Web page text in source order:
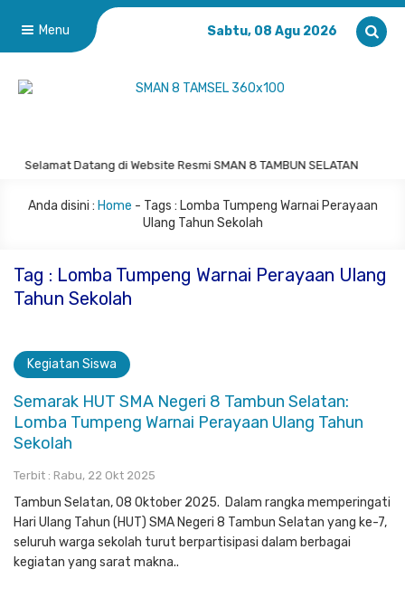
Menu Sabtu, 08 Agu 2026
Selamat Datang di Website Resmi SMAN 8 TAMBUN SELATAN
Anda disini : Home - Tags : Lomba Tumpeng Warnai Perayaan
Ulang Tahun Sekolah
Tag : Lomba Tumpeng Warnai Perayaan Ulang
Tahun Sekolah
Kegiatan Siswa
Semarak HUT SMA Negeri 8 Tambun Selatan:
Lomba Tumpeng Warnai Perayaan Ulang Tahun
Sekolah
Terbit : Rabu, 22 Okt 2025
Tambun Selatan, 08 Oktober 2025. Dalam rangka memperingati
Hari Ulang Tahun (HUT) SMA Negeri 8 Tambun Selatan yang ke-7,
seluruh warga sekolah turut berpartisipasi dalam berbagai
kegiatan yang sarat makna..